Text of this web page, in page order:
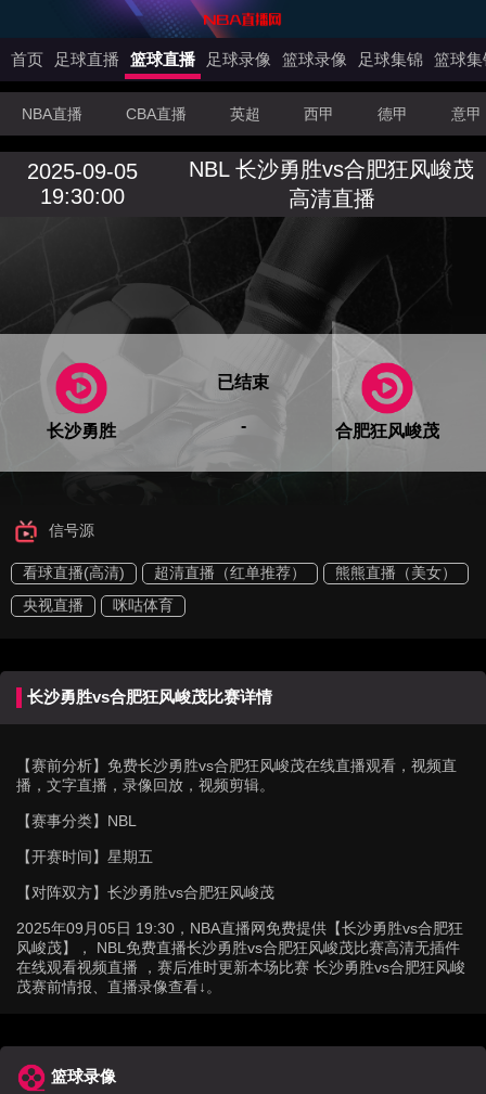
首页 足球直播 篮球直播 足球录像 篮球录像 足球集锦 篮球集
NBA直播 CBA直播 英超 西甲 德甲 意甲
2025-09-05
19:30:00
NBL 长沙勇胜vs合肥狂风峻茂
高清直播
长沙勇胜 -
已结束
合肥狂风峻茂
信号源
看球直播(高清) 超清直播（红单推荐）
熊熊直播（美女）
央视直播
咪咕体育
长沙勇胜vs合肥狂风峻茂比赛详情
【赛前分析】 免费长沙勇胜vs合肥狂风峻茂在线直播观看，视频直
播，文字直播，录像回放，视频剪辑。
【赛事分类】 NBL
【开赛时间】 星期五
【对阵双方】 长沙勇胜vs合肥狂风峻茂
2025年09月05日 19:30，NBA直播网免费提供【长沙勇胜vs合肥狂
风峻茂】， NBL免费直播长沙勇胜vs合肥狂风峻茂比赛高清无插件
在线观看视频直播 ，赛后准时更新本场比赛 长沙勇胜vs合肥狂风峻
茂赛前情报、直播录像查看↓。
篮球录像